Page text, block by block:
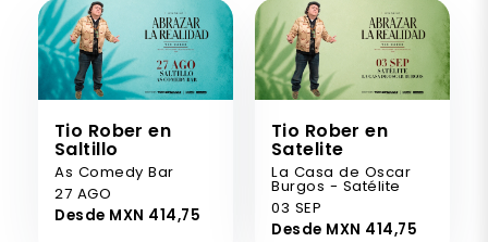
Tio Rober en
Saltillo
As Comedy Bar
27 AGO
Desde MXN 414,75
Tio Rober en
Satelite
La Casa de Oscar
Burgos - Satélite
03 SEP
Desde MXN 414,75